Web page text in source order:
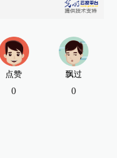
点赞
0
飘过
0